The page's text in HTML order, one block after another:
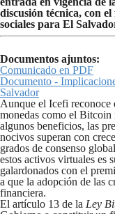
discusión técnica, con
sociales para El
Documentos ajuntos:
Comunicado en PDF
Documento -
Salvador
Aunque el Icefi reconoce
monedas como el Bitcoin
algunos beneficios, las
nocivos superan con
grados de consenso
estos activos virtuales es
galardonados con el
a que la adopción de las
financiera.
El artículo 13 de la Ley